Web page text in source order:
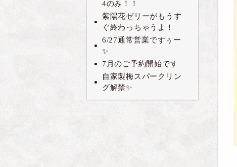
4のみ！！
紫陽花ゼリーがもうす
ぐ終わっちゃうよ！
6/27通常営業ですぅー
✨
7月のご予約開始です
自家製梅スパークリン
グ解禁✨